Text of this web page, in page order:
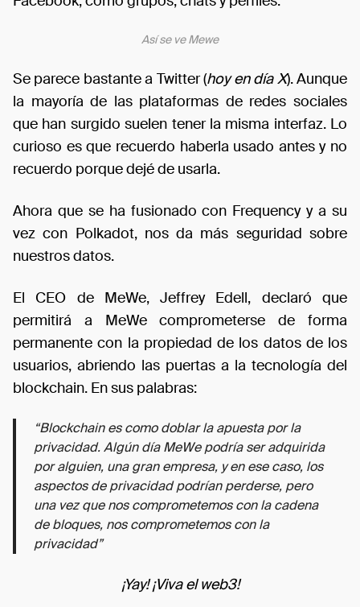
Así se ve Mewe
Se parece bastante a Twitter (hoy en día X). Aunque
la mayoría de las plataformas de redes sociales
que han surgido suelen tener la misma interfaz. Lo
curioso es que recuerdo haberla usado antes y no
recuerdo porque dejé de usarla.
Ahora que se ha fusionado con Frequency y a su
vez con Polkadot, nos da más seguridad sobre
nuestros datos.
El CEO de MeWe, Jeffrey Edell, declaró que
permitirá a MeWe comprometerse de forma
permanente con la propiedad de los datos de los
usuarios, abriendo las puertas a la tecnología del
blockchain. En sus palabras:
“Blockchain es como doblar la apuesta por la
privacidad. Algún día MeWe podría ser adquirida
por alguien, una gran empresa, y en ese caso, los
aspectos de privacidad podrían perderse, pero
una vez que nos comprometemos con la cadena
de bloques, nos comprometemos con la
privacidad”
¡Yay! ¡Viva el web3!